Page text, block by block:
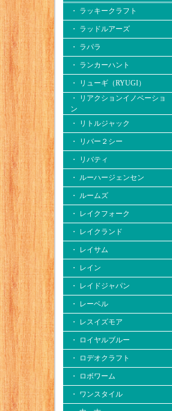
・ ラッキークラフト
・ ラッドルアーズ
・ ラパラ
・ ランカーハント
・ リューギ（RYUGI）
・ リアクションイノベーショ
ン
・ リトルジャック
・ リバー２シー
・ リバティ
・ ルーハージェンセン
・ ルームズ
・ レイクフォーク
・ レイクランド
・ レイサム
・ レイン
・ レイドジャパン
・ レーベル
・ レスイズモア
・ ロイヤルブルー
・ ロデオクラフト
・ ロボワーム
・ ワンスタイル